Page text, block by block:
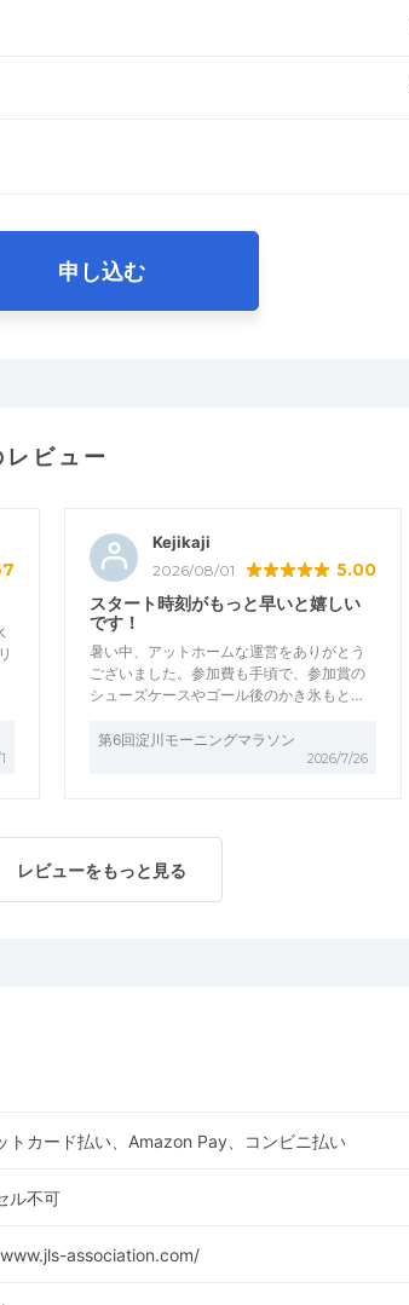
申し込む
ビュー
Kejikaji
2026/08/01 5.00
スタート時刻がもっと早いと嬉しい
です！
暑い中、アットホームな運営をありがとう
ございました。参加費も手頃で、参加賞の
シューズケースやゴール後のかき氷もと…
第6回淀川モーニングマラソン
2026/7/26
レビューをもっと見る
トカード払い、Amazon Pay、コンビニ払い
ル不可
association.com/